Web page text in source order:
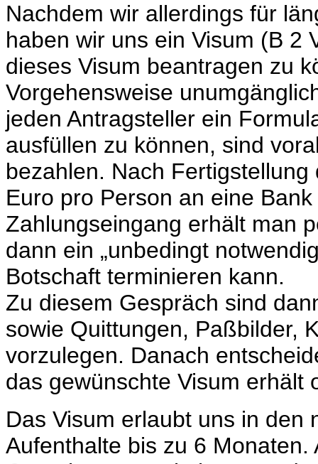
Nachdem wir allerdings für
haben wir uns ein Visum (B 2
dieses Visum beantragen zu
Vorgehensweise
jeden Antragsteller ein
ausfüllen zu können, sind
bezahlen. Nach
Euro pro Person an eine
Zahlungseingang erhält man
dann ein „unbedingt
Botschaft terminieren kann.
Zu diesem Gespräch sind
sowie Quittungen, Paßbilder,
vorzulegen. Danach
das gewünschte Visum erhält
Das Visum erlaubt uns in den
Aufenthalte bis zu 6